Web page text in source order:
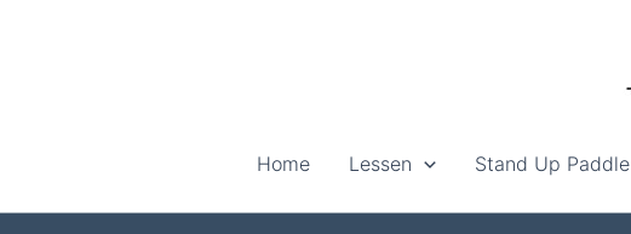
Home Lessen Stand Up Paddle